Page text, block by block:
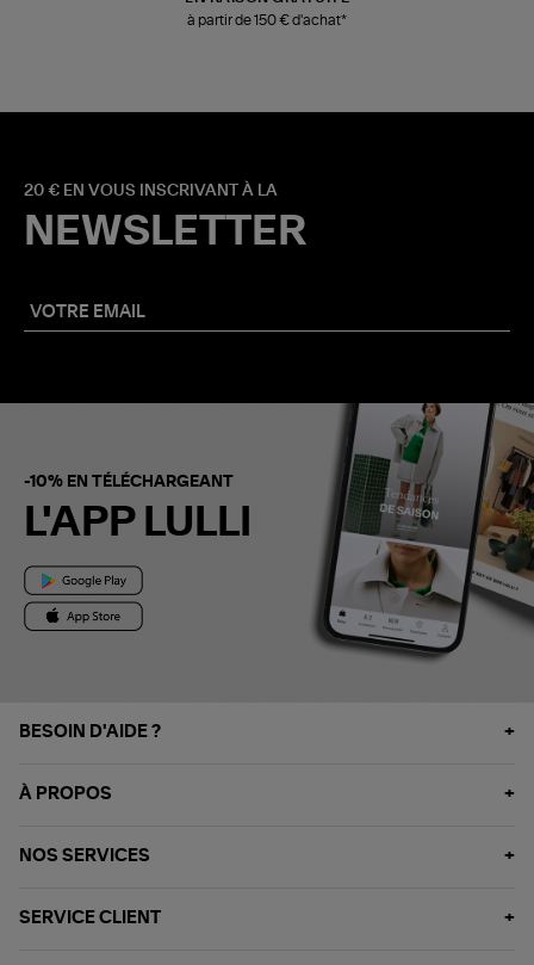
à partir de 150 € d'achat*
20 € EN VOUS INSCRIVANT À LA
NEWSLETTER
-10% EN TÉLÉCHARGEANT
L'APP LULLI
BESOIN D'AIDE ?
À PROPOS
NOS SERVICES
SERVICE CLIENT